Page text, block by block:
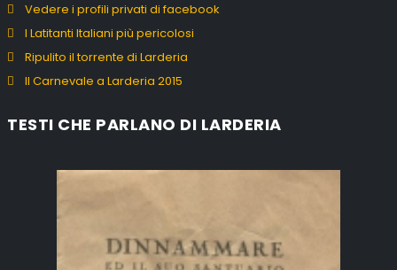
Vedere i profili privati di facebook
I Latitanti Italiani più pericolosi
Ripulito il torrente di Larderia
Il Carnevale a Larderia 2015
TESTI CHE PARLANO DI LARDERIA